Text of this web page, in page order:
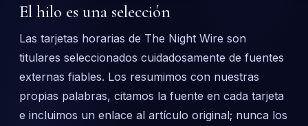
El hilo es una selección
Las tarjetas horarias de The Night Wire son
titulares seleccionados cuidadosamente de fuentes
externas fiables. Los resumimos con nuestras
propias palabras, citamos la fuente en cada tarjeta
e incluimos un enlace al artículo original; nunca los